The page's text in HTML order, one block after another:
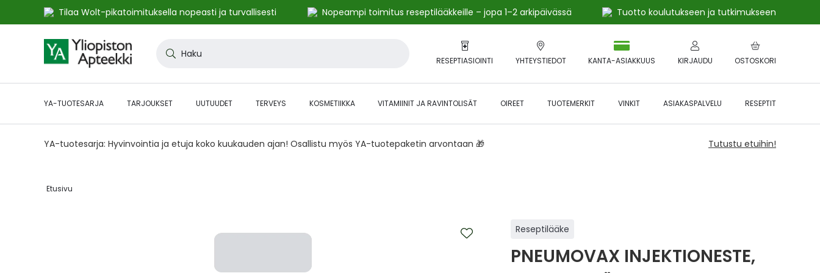
Tilaa Wolt-pikatoimituksella nopeasti ja turvallisesti Nopeampi toimitus reseptilääkkeille – jopa 1–2 arkipäivässä
Tuotto koulutukseen ja tutkimukseen
to
Content
RESEPTIASIOINTI YHTEYSTIEDOT OSTOSKORI
KANTA-ASIAKKUUS KIRJAUDU
YA-TUOTESARJA TARJOUKSET UUTUUDET TERVEYS KOSMETIIKKA VITAMIINIT JA RAVINTOLISÄT OIREET TUOTEMERKIT VINKIT ASIAKASPALVELU RESEPTIT
YA-tuotesarja: Hyvinvointia ja etuja koko kuukauden ajan! Osallistu myös YA-tuotepaketin arvontaan 🎁 Tutustu etuihin!
Etusivu‎
Reseptilääke
PNEUMOVAX INJEKTIONESTE,